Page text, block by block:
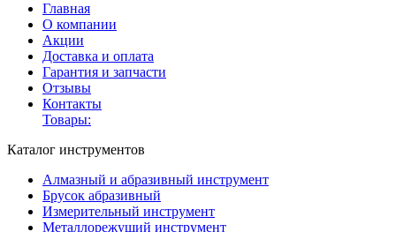
Главная
О компании
Акции
Доставка и оплата
Гарантия и запчасти
Отзывы
Контакты
Товары:
Каталог инструментов
Алмазный и абразивный инструмент
Брусок абразивный
Измерительный инструмент
Металлорежущий инструмент